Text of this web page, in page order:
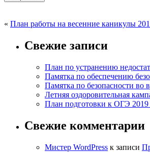
« План работы на весенние каникулы
Свежие записи
План по устранению
Памятка по обеспечению
Памятка по безопасности во
Летняя оздоровительная
План подготовки к ОГЭ 2019
Свежие комментарии
Мистер WordPress к записи